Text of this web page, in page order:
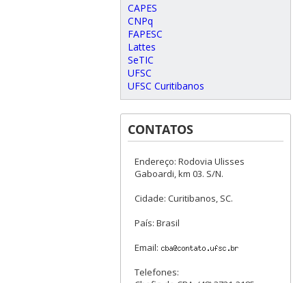
CAPES
CNPq
FAPESC
Lattes
SeTIC
UFSC
UFSC Curitibanos
CONTATOS
Endereço: Rodovia Ulisses
Gaboardi, km 03. S/N.
Cidade: Curitibanos, SC.
País: Brasil
Email:
Telefones: